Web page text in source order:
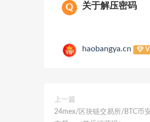
关于解压密码
haobangya.cn
上一篇
24mex/区块链交易所/BTC币